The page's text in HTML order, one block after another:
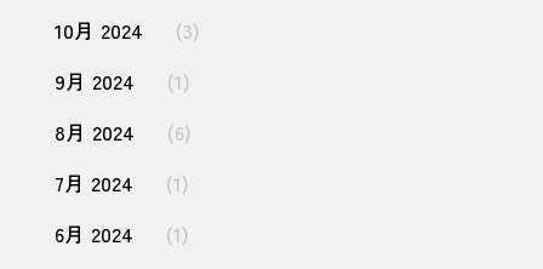
10月 2024
(3)
9月 2024
(1)
8月 2024
(6)
7月 2024
(1)
6月 2024
(1)